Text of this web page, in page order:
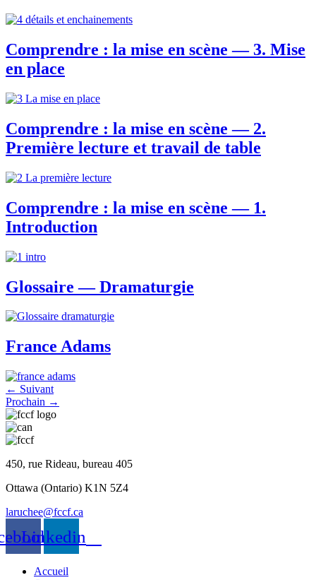
Comprendre : la mise en scène — 3. Mise
en place
Comprendre : la mise en scène — 2.
Première lecture et travail de table
Comprendre : la mise en scène — 1.
Introduction
Glossaire — Dramaturgie
France Adams
← Suivant
Prochain →
450, rue Rideau, bureau 405
Ottawa (Ontario) K1N 5Z4
laruchee@fccf.ca
Linkedin
Accueil